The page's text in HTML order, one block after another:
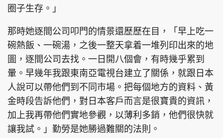
圈子生存。」
那時她逐間公司叩門的情景還歷歷在目，「早上吃一
碗熱飯、一碗湯，之後一整天拿着一堆列印出來的地
圖，逐間公司去找。一日開八個會，有時幾乎累到
暈。早幾年我跟東南亞電視台建立了關係，就跟日本
人說可以帶他們到不同市場。把每個地方的資料、黃
金時段告訴他們，對日本客戶而言是很寶貴的資訊，
加上我再帶他們實地參觀，以薄利多銷，他們很快就
讓我試。」勤勞是她勝過難關的法則。